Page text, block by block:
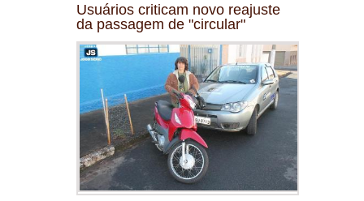
Usuários criticam novo reajuste
da passagem de "circular"